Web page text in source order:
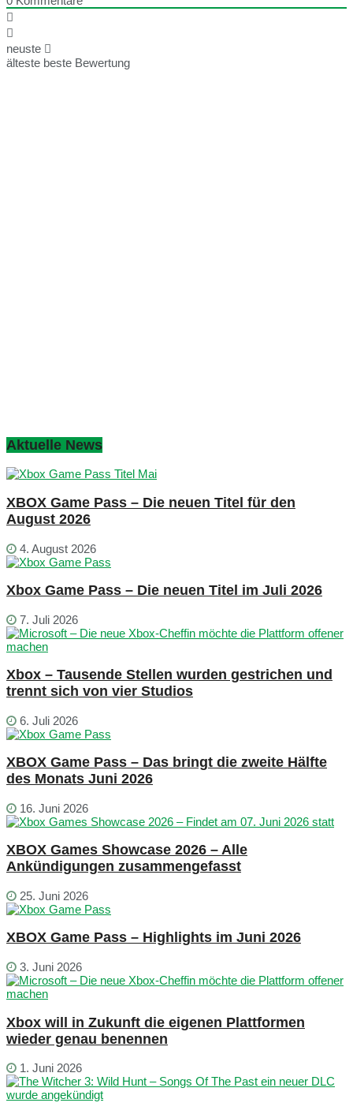
neuste
älteste beste Bewertung
Aktuelle News
XBOX Game Pass – Die neuen Titel für den
August 2026
4. August 2026
Xbox Game Pass – Die neuen Titel im Juli 2026
7. Juli 2026
Xbox – Tausende Stellen wurden gestrichen und
trennt sich von vier Studios
6. Juli 2026
XBOX Game Pass – Das bringt die zweite Hälfte
des Monats Juni 2026
16. Juni 2026
XBOX Games Showcase 2026 – Alle
Ankündigungen zusammengefasst
25. Juni 2026
XBOX Game Pass – Highlights im Juni 2026
3. Juni 2026
Xbox will in Zukunft die eigenen Plattformen
wieder genau benennen
1. Juni 2026